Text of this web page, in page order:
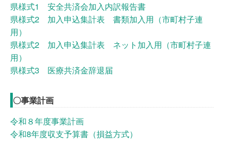
県様式1 安全共済会加入内訳報告書
県様式2 加入申込集計表 書類加入用（市町村子連
用）
県様式2 加入申込集計表 ネット加入用（市町村子連
用）
県様式3 医療共済金辞退届
〇事業計画
令和８年度事業計画
令和8年度収支予算書（損益方式）